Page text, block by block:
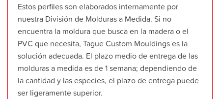
Estos perfiles son elaborados internamente por
nuestra División de Molduras a Medida. Si no
encuentra la moldura que busca en la madera o el
PVC que necesita, Tague Custom Mouldings es la
solución adecuada. El plazo medio de entrega de las
molduras a medida es de 1 semana; dependiendo de
la cantidad y las especies, el plazo de entrega puede
ser ligeramente superior.